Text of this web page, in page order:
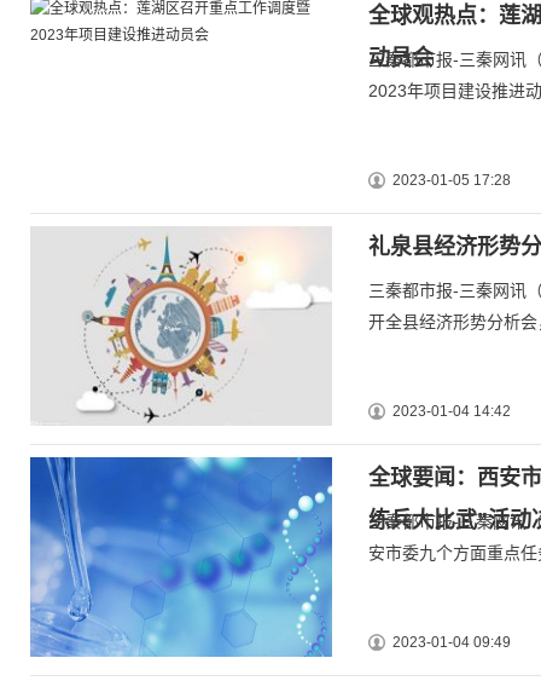
全球观热点：莲
动员会
三秦都市报-三秦网讯
2023年项目建设推进
2023-01-05 17:28
礼泉县经济形势
三秦都市报-三秦网讯
开全县经济形势分析
2023-01-04 14:42
全球要闻：西安
练兵大比武”活动
三秦都市报-三秦网讯
安市委九个方面重点任
2023-01-04 09:49